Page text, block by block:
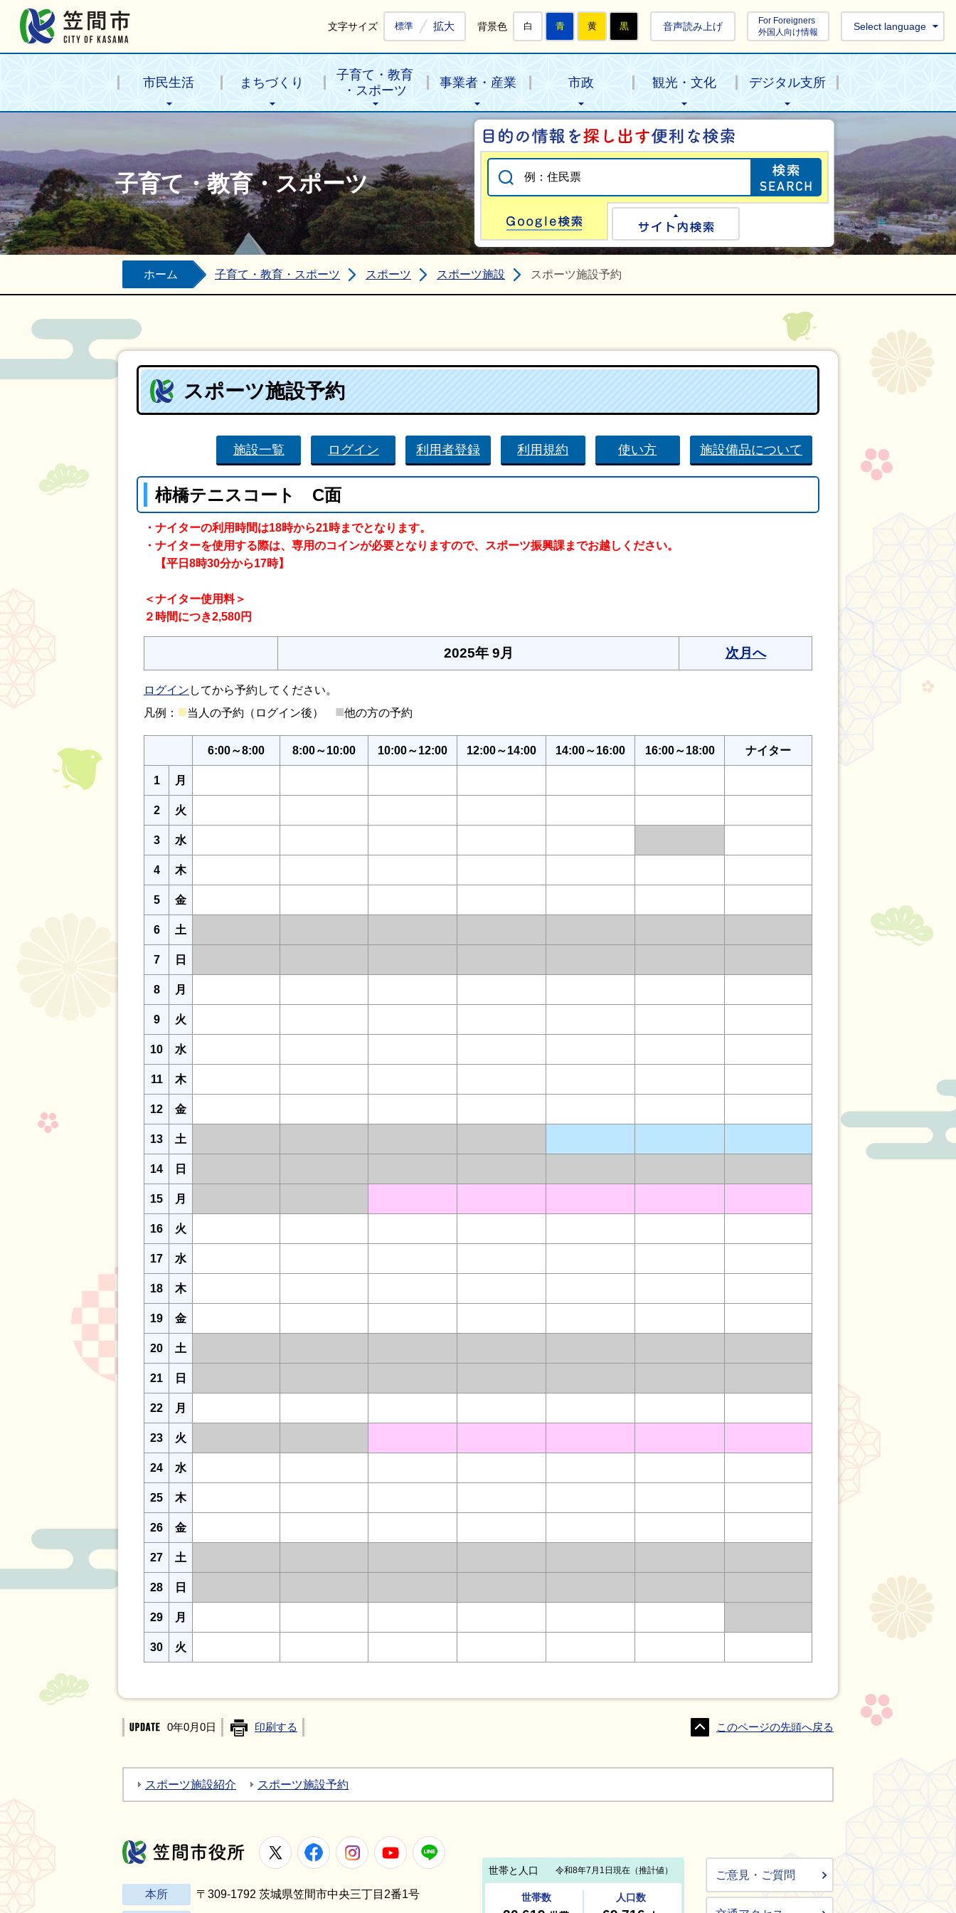
文字サイズ 標準 拡大 背景色 白 青 黄 黒 音声読み上げ
For Foreigners
外国人向け情報
Select language
市民生活 まちづくり
子育て・教育
・スポーツ
事業者・産業 市政 観光・文化 デジタル支所
子育て・教育・スポーツ
目的の情報を探
Google検索
ホーム 子育て・教育・スポーツ スポーツ スポーツ施設 スポーツ施設予約
スポーツ施設予約
施設一覧 ログイン 利用者登録 利用規約 使い方 施設備品について
柿橋テニスコート C面
・ナイターの利用時間は18時から21時までとなります。
・ナイターを使用する際は、専用のコインが必要となりますので、スポーツ振興課までお越しください。
【平日8時30分から17時】
＜ナイター使用料＞
２時間につき2,580円
2025年 9月 次月へ
ログイン してから予約してください。
凡例： ■当人の予約（ログイン後） ■他の方の予約
6:00～8:00 8:00～10:00 10:00～12:00 12:00～14:00 14:00～16:00 16:00～18:00 ナイター
1 月
2 火
3 水
4 木
5 金
6 土
7 日
8 月
9 火
10 水
11 木
12 金
13 土
14 日
15 月
16 火
17 水
18 木
19 金
20 土
21 日
22 月
23 火
24 水
25 木
26 金
27 土
28 日
29 月
30 火
0年0月0日 印刷する このページの先頭へ戻る
スポーツ施設紹介 スポーツ施設予約
笠間市役所
X FacebookInstagramYoutube
本所 〒309-1792 茨城県笠間市中央三丁目2番1号
ご意見・ご質問